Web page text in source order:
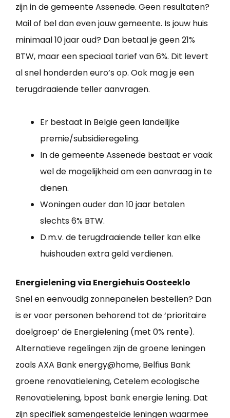
zijn in de gemeente Assenede. Geen resultaten?
Mail of bel dan even jouw gemeente. Is jouw huis
minimaal 10 jaar oud? Dan betaal je geen 21%
BTW, maar een speciaal tarief van 6%. Dit levert
al snel honderden euro’s op. Ook mag je een
terugdraaiende teller aanvragen.
Er bestaat in België geen landelijke
premie/subsidieregeling.
In de gemeente Assenede bestaat er vaak
wel de mogelijkheid om een aanvraag in te
dienen.
Woningen ouder dan 10 jaar betalen
slechts 6% BTW.
D.m.v. de terugdraaiende teller kan elke
huishouden extra geld verdienen.
Energielening via Energiehuis Oosteeklo
Snel en eenvoudig zonnepanelen bestellen? Dan
is er voor personen behorend tot de ‘prioritaire
doelgroep’ de Energielening (met 0% rente).
Alternatieve regelingen zijn de groene leningen
zoals AXA Bank energy@home, Belfius Bank
groene renovatielening, Cetelem ecologische
Renovatielening, bpost bank energie lening. Dat
zijn specifiek samengestelde leningen waarmee